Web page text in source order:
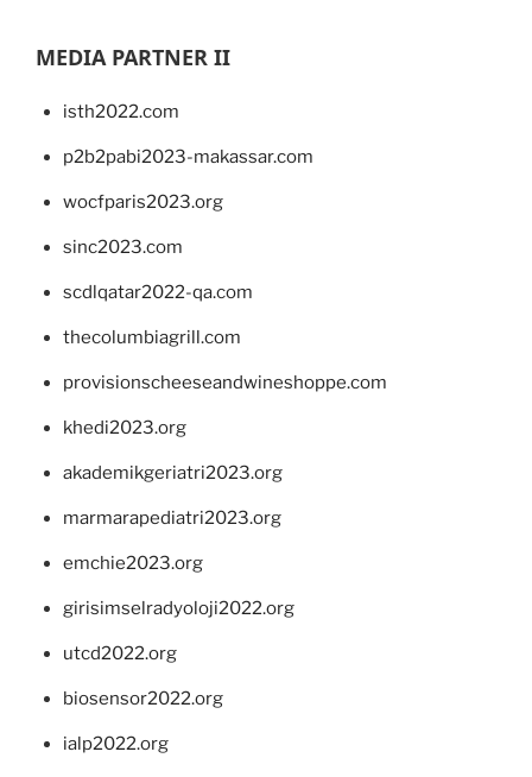
MEDIA PARTNER II
isth2022.com
p2b2pabi2023-makassar.com
wocfparis2023.org
sinc2023.com
scdlqatar2022-qa.com
thecolumbiagrill.com
provisionscheeseandwineshoppe.com
khedi2023.org
akademikgeriatri2023.org
marmarapediatri2023.org
emchie2023.org
girisimselradyoloji2022.org
utcd2022.org
biosensor2022.org
ialp2022.org